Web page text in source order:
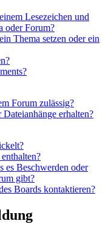
Lesezeichen und
oder Forum?
Thema setzen oder ein
Forum zulässig?
erhalten?
es Beschwerden oder
gibt?
Boards kontaktieren?